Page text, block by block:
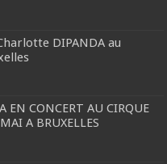
DIPANDA au
CONCERT AU CIRQUE
A BRUXELLES